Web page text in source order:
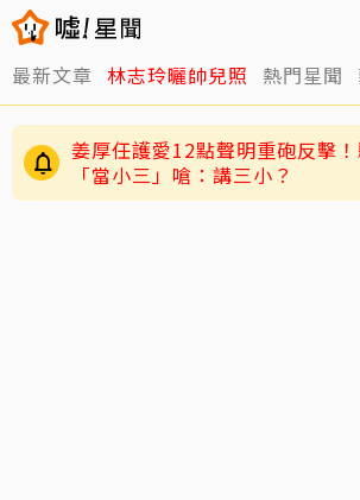
最新文章 林志玲曬帥兒照 熱門星聞
姜厚任護愛12點聲明重砲反擊
「當小三」嗆：講三小？